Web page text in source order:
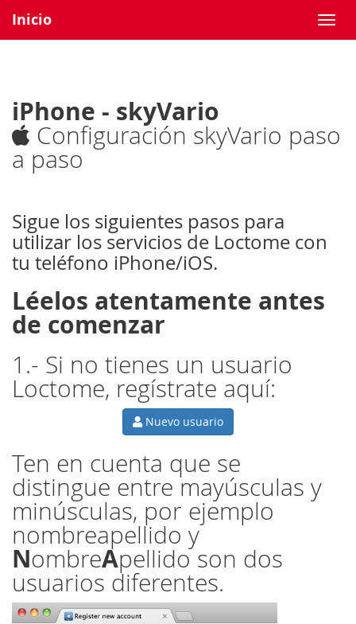
Inicio
iPhone - skyVario
Configuración skyVario paso
a paso
Sigue los siguientes pasos para
utilizar los servicios de Loctome con
tu teléfono iPhone/iOS.
Léelos atentamente antes
de comenzar
1.- Si no tienes un usuario
Loctome, regístrate aquí:
Nuevo usuario
Ten en cuenta que se
distingue entre mayúsculas y
minúsculas, por ejemplo
nombreapellido y
NombreApellido son dos
usuarios diferentes.